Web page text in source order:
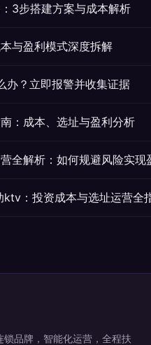
3步搭建方案与成本解析
与盈利模式深度拆解
办？立即报警并收集证据
：成本、选址与盈利分析
全解析：如何规避风险实现
ktv：投资成本与选址运营全
品牌，智能化运营，全程扶